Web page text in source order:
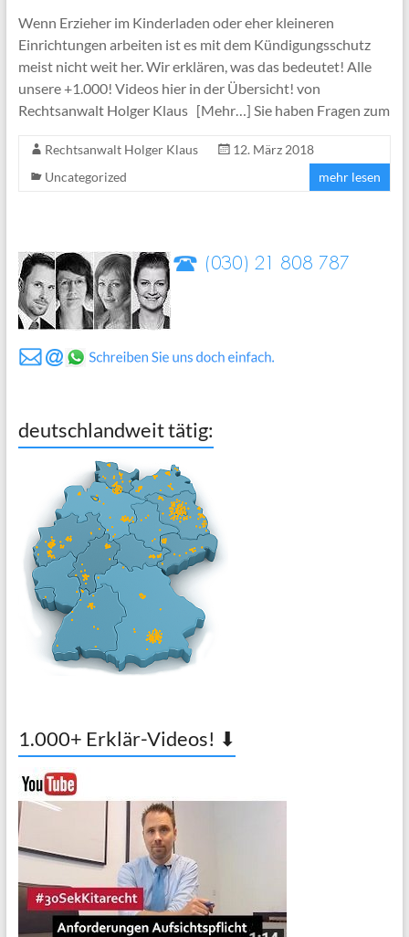
Wenn Erzieher im Kinderladen oder eher kleineren
Einrichtungen arbeiten ist es mit dem Kündigungsschutz
meist nicht weit her. Wir erklären, was das bedeutet! Alle
unsere +1.000! Videos hier in der Übersicht! von
Rechtsanwalt Holger Klaus [Mehr…] Sie haben Fragen zum
Rechtsanwalt Holger Klaus
12. März 2018
Uncategorized
mehr lesen
deutschlandweit tätig:
1.000+ Erklär-Videos! ⬇